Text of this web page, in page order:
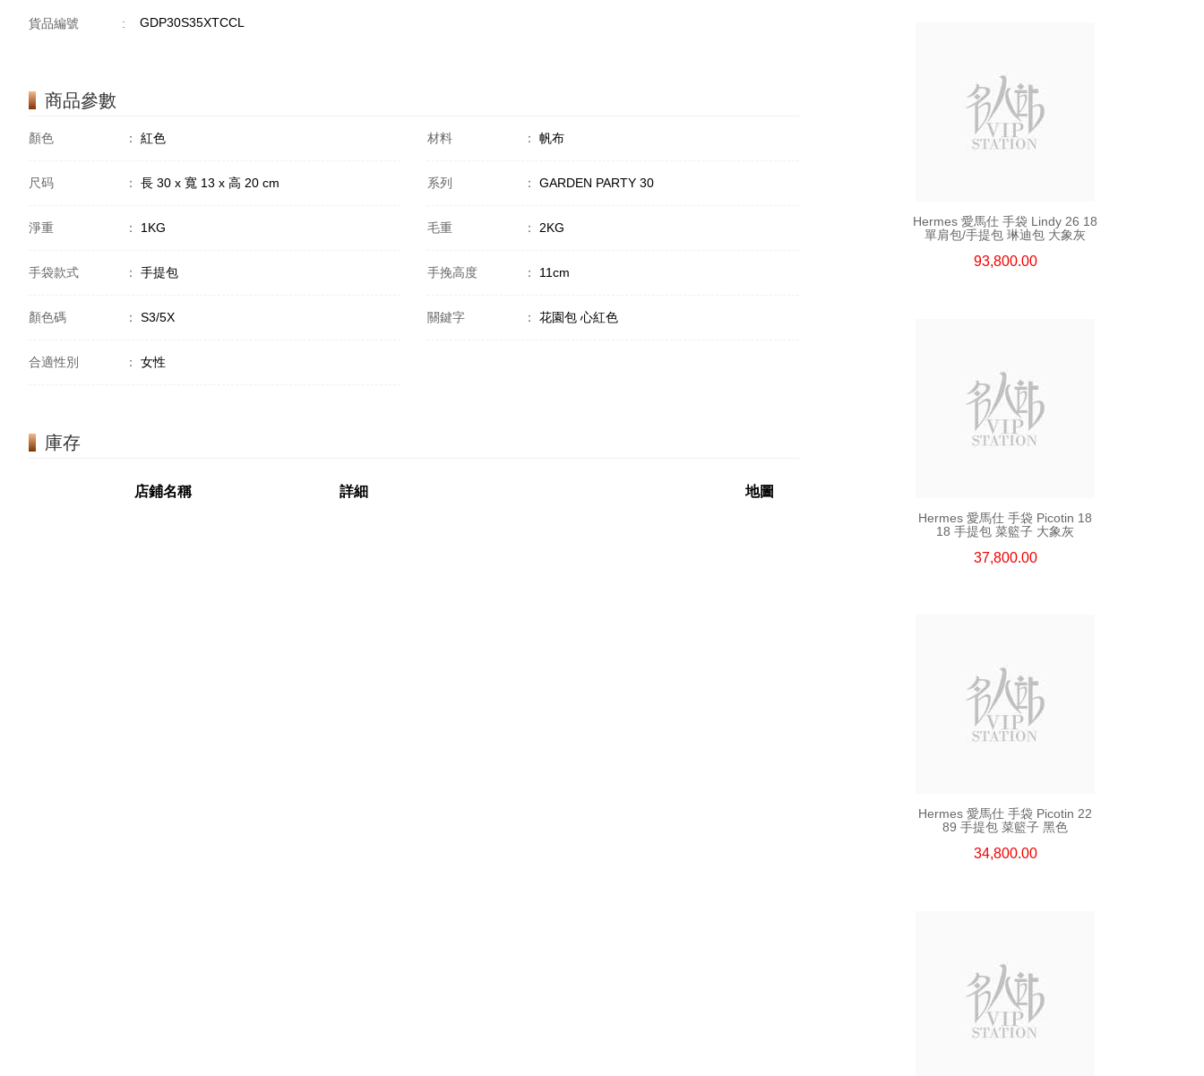
貨品編號 : GDP30S35XTCCL
商品參數
顏色 ： 紅色 材料 ： 帆布
尺码 ： 長 30 x 寬 13 x 高 20 cm 系列 ： GARDEN PARTY 30
淨重 ： 1KG 毛重 ： 2KG
手袋款式 ： 手提包 手挽高度 ： 11cm
顏色碼 ： S3/5X 關鍵字 ： 花園包 心紅色
合適性別 ： 女性
庫存
店鋪名稱 詳細 地圖
Hermes 愛馬仕 手袋 Lindy 26 18
單肩包/手提包 琳迪包 大象灰
93,800.00
Hermes 愛馬仕 手袋 Picotin 18
18 手提包 菜籃子 大象灰
37,800.00
Hermes 愛馬仕 手袋 Picotin 22
89 手提包 菜籃子 黑色
34,800.00